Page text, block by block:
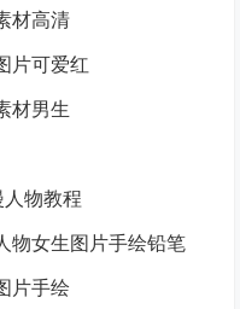
材高清
片可爱红
材男生
物教程
物女生图片手绘铅笔
片手绘